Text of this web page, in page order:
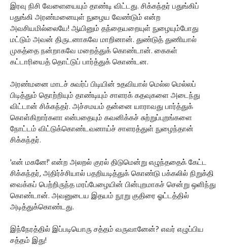
இரவு நிசி வேளையையும் தாண்டி விட்டது. சிக்கந்தர் பதுங்கிப்
பதுங்கி அரண்மனையுள் நுழைய வேண்டும் என்ற
அவசியமில்லையே! ஆயினும் தந்தையறையுள் நுழையும்போது
மட்டும் அவன் திருடனாகவே மாறினான். துண்டுத் துணியால்
முகத்தை நன்றாகவே மறைத்துக் கொண்டான். கைகள்
கட்டாரியைத் தொட்டுப் பார்த்துக் கொண்டன.
அரண்மனை மாடச் சுவர்ப் பிடியின் உதவியால் மெல்ல மெல்லப்
பிடித்தும் தொற்றியும் தாண்டியும் சாளரக் கதவுகளை அடைந்து
விட்டான் சிக்கந்தர். அச்சமயம் தன்னை யாராவது பார்த்துக்
கொள்கிறார்களா என்பதையும் கவனிக்கச் சுற்றுப்புறங்களை
நோட்டம் விட்டுக்கொண்டவனாய்ச் சாளரத்துள் நுழைந்தான்
சிக்கந்தர்.
'என் மகனே!' என்ற அலறல் குரல் திடுமென்று எழுந்ததைக் கேட்ட
சிக்கந்தர், அதிர்ச்சியால் பதறியடித்துக் கொண்டு பக்கலில் நிறுக்தி
வைக்கப் பெற்றிருந்த மரப்பேழையின் பின்புறமாகச் சென்று ஒளிந்து
கொண்டான். அவனுடைய இதயம் நூறு குதிரை ஓட்டத்தில்
அடித்துக்கொண்டது.
இந்நேரத்தில் இப்படியொரு சத்தம் வருவானேன்? எவர் எழுப்பிய
சத்தம் இது!